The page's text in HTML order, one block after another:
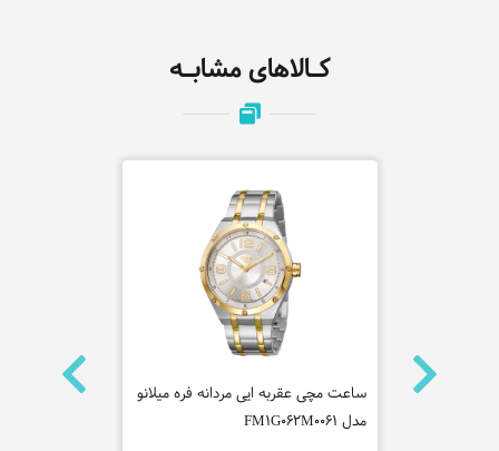
کـالاهای مشابـه
ساعت مچی عقربه ایی مردانه فره میلانو
مدل FM1G062M0061